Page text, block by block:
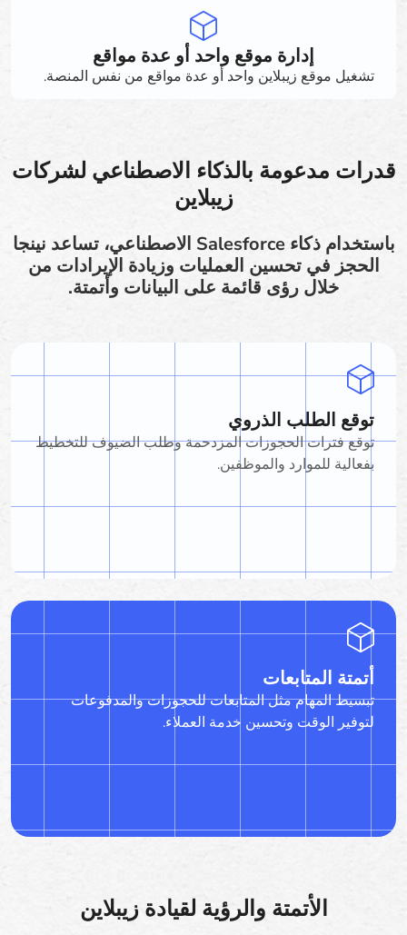
إدارة موقع واحد أو عدة مواقع
تشغيل موقع زيبلاين واحد أو عدة مواقع من نفس المنصة.
قدرات مدعومة بالذكاء الاصطناعي لشركات
زيبلاين
باستخدام ذكاء Salesforce الاصطناعي، تساعد نينجا
الحجز في تحسين العمليات وزيادة الإيرادات من
خلال رؤى قائمة على البيانات وأتمتة.
توقع الطلب الذروي
توقع فترات الحجوزات المزدحمة وطلب الضيوف للتخطيط
بفعالية للموارد والموظفين.
أتمتة المتابعات
تبسيط المهام مثل المتابعات للحجوزات والمدفوعات
لتوفير الوقت وتحسين خدمة العملاء.
الأتمتة والرؤية لقيادة زيبلاين